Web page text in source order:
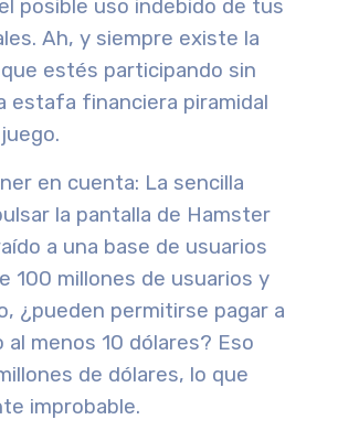
posible uso indebido de tus
Ah, y siempre existe la
estés participando sin
estafa financiera piramidal
en cuenta: La sencilla
la pantalla de Hamster
a una base de usuarios
100 millones de usuarios y
¿pueden permitirse pagar a
menos 10 dólares? Eso
de dólares, lo que
improbable.